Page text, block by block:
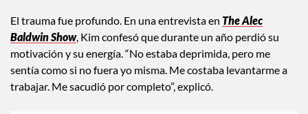
El trauma fue profundo. En una entrevista en The Alec
Baldwin Show, Kim confesó que durante un año perdió su
motivación y su energía. “No estaba deprimida, pero me
sentía como si no fuera yo misma. Me costaba levantarme a
trabajar. Me sacudió por completo”, explicó.